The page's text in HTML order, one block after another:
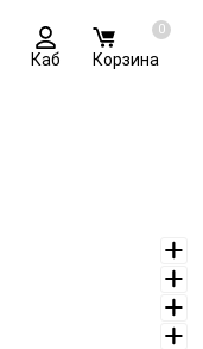
Каб
0
Корзина